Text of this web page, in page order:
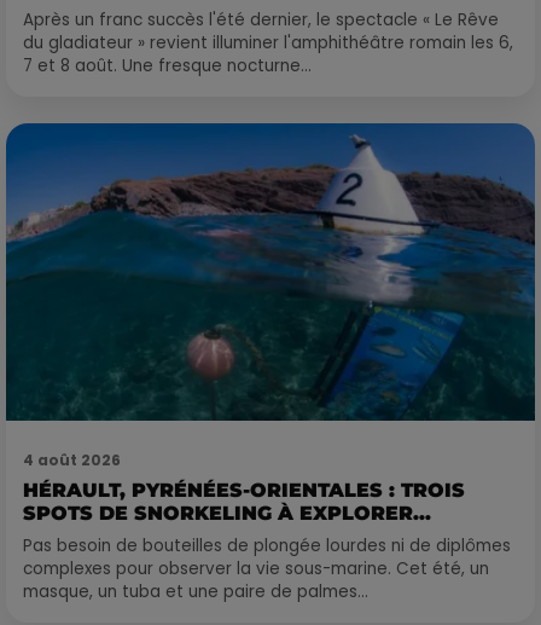
Après un franc succès l'été dernier, le spectacle « Le Rêve
du gladiateur » revient illuminer l'amphithéâtre romain les 6,
7 et 8 août. Une fresque nocturne...
4 août 2026
HÉRAULT, PYRÉNÉES-ORIENTALES : TROIS
SPOTS DE SNORKELING À EXPLORER...
Pas besoin de bouteilles de plongée lourdes ni de diplômes
complexes pour observer la vie sous-marine. Cet été, un
masque, un tuba et une paire de palmes...